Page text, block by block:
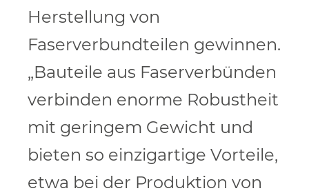
Herstellung von
Faserverbundteilen gewinnen.
„Bauteile aus Faserverbünden
verbinden enorme Robustheit
mit geringem Gewicht und
bieten so einzigartige Vorteile,
etwa bei der Produktion von